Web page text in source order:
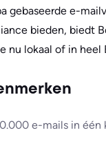
gebaseerde e-
bieden, biedt
nu lokaal of in heel
e-mails in